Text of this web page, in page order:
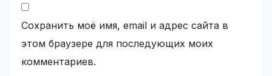
Сохранить моё имя, email и адрес сайта в
этом браузере для последующих моих
комментариев.